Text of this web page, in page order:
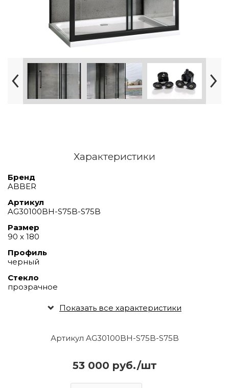
Артикул AG30100BH-S75B-S75B
53 000 руб./шт
Характеристики
Бренд
ABBER
Артикул
AG30100BH-S75B-S75B
Размер
90 х 180
Профиль
черный
Стекло
прозрачное
Показать все характеристики